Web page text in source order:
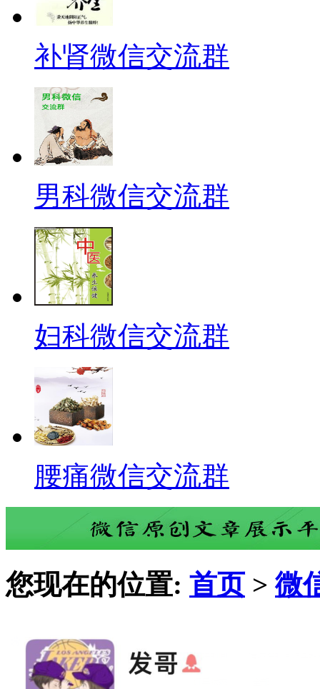
补肾微信交流群
男科微信交流群
妇科微信交流群
腰痛微信交流群
您现在的位置: 首页 >微